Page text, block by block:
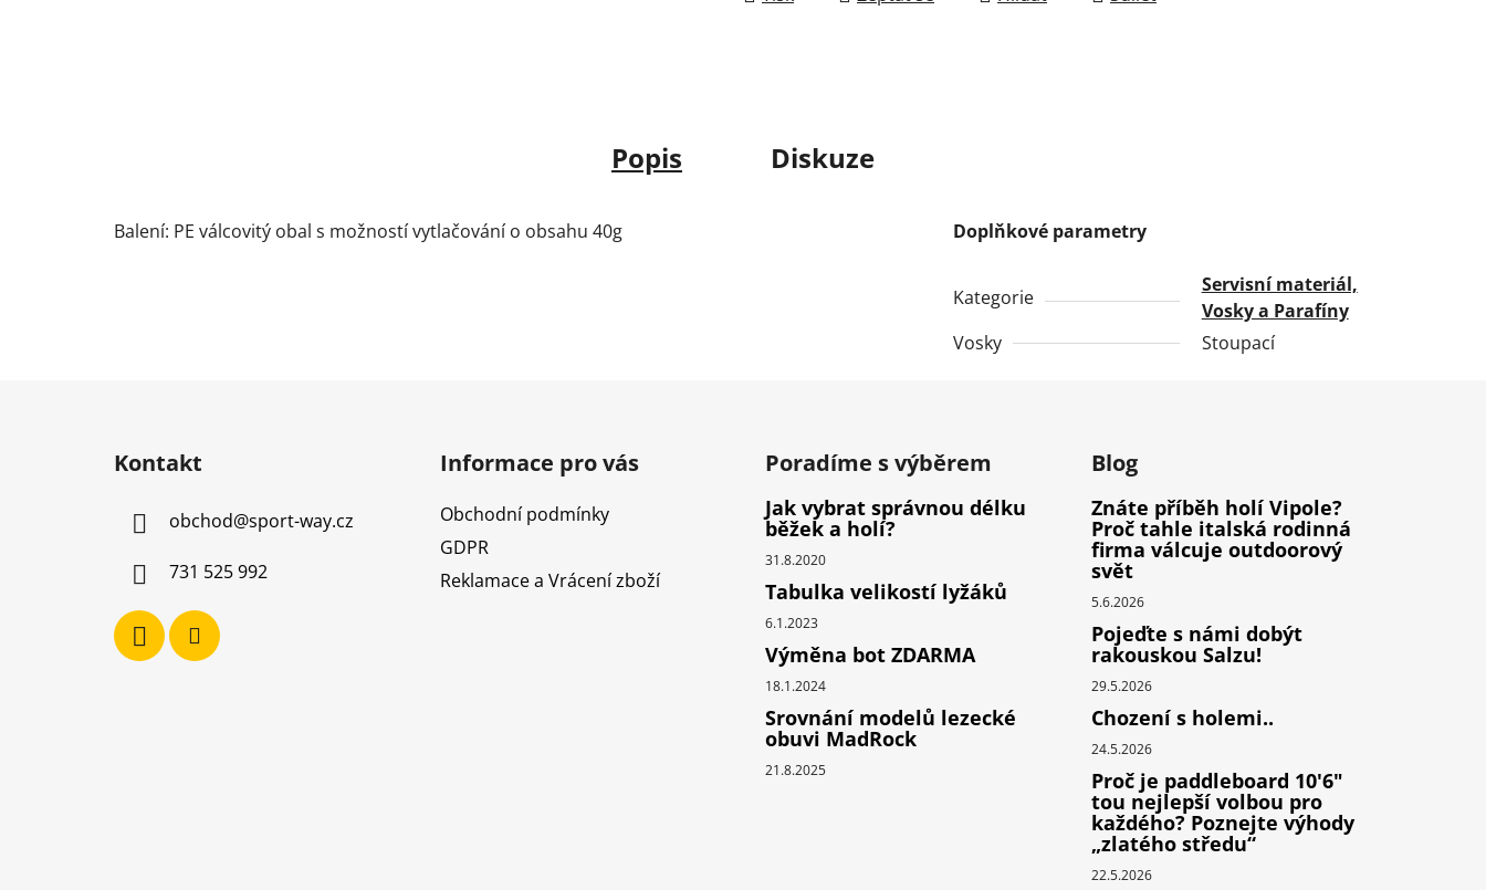
Popis Diskuze
Balení: PE válcovitý obal s možností vytlačování o obsahu 40g Doplňkové parametry
Kategorie
Servisní materiál,
Vosky a Parafíny
Vosky
Stoupací
Kontakt
obchod@sport-way.cz
731 525 992
Informace pro vás
Obchodní podmínky
GDPR
Reklamace a Vrácení zboží
Poradíme s výběrem
Jak vybrat správnou délku
běžek a holí?
31.8.2020
Tabulka velikostí lyžáků
6.1.2023
Výměna bot ZDARMA
18.1.2024
Srovnání modelů lezecké
obuvi MadRock
21.8.2025
Blog
Znáte příběh holí Vipole?
Proč tahle italská rodinná
firma válcuje outdoorový
svět
5.6.2026
Pojeďte s námi dobýt
rakouskou Salzu!
29.5.2026
Chození s holemi..
24.5.2026
Proč je paddleboard 10'6"
tou nejlepší volbou pro
každého? Poznejte výhody
„zlatého středu“
22.5.2026